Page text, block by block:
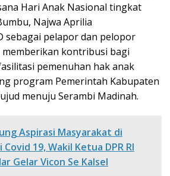
Hari Anak Nasional tingkat
Najwa Aprilia
sebagai pelapor dan pelopor
kontribusi bagi
pemenuhan hak anak
program Pemerintah Kabupaten
menuju Serambi Madinah.
Aspirasi Masyarakat di
19, Wakil Ketua DPR RI
Gelar Vicon Se Kalsel